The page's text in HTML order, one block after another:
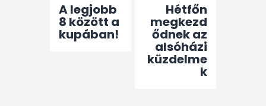
A legjobb
8 között a
kupában!
Hétfőn
megkezd
ődnek az
alsóházi
küzdelme
k